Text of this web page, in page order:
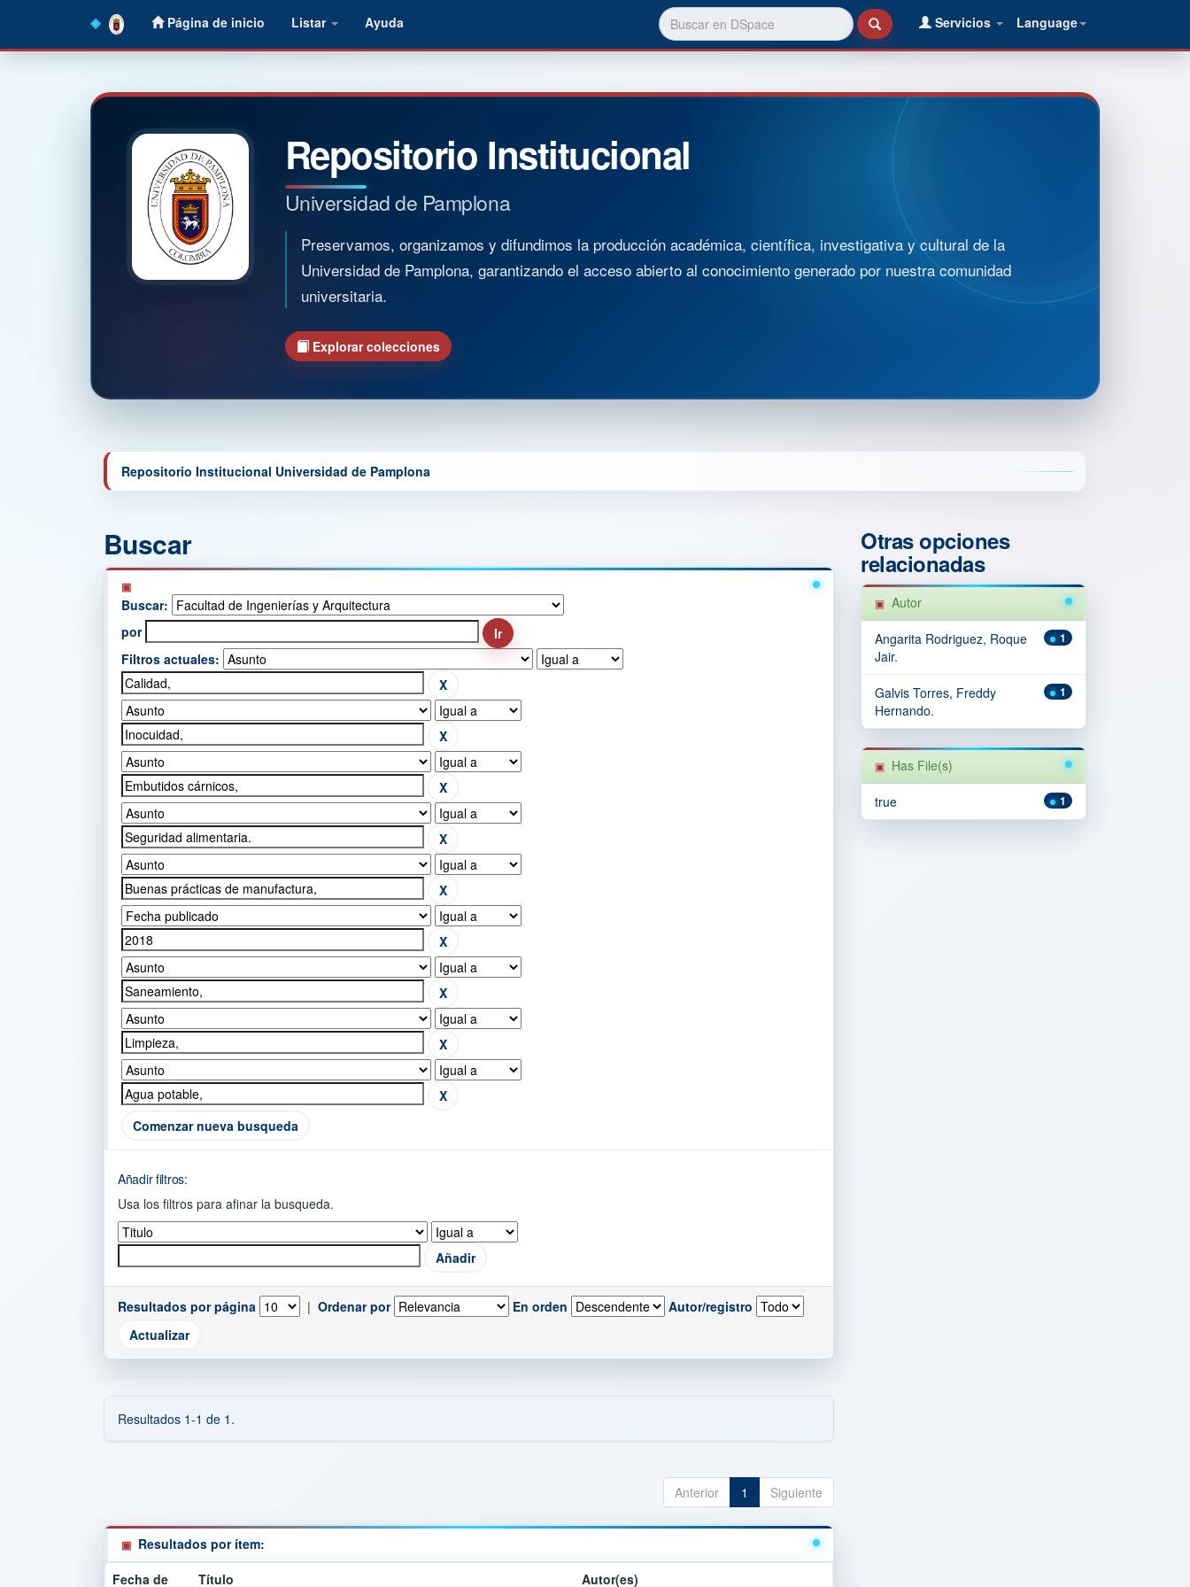
Página de inicio Listar Ayuda Language
Servicios
Repositorio Institucional
Universidad de Pamplona
Preservamos, organizamos y difundimos la producción académica, científica, investigativa y cultural de la
Universidad de Pamplona, garantizando el acceso abierto al conocimiento generado por nuestra comunidad
universitaria.
Explorar colecciones
Repositorio Institucional Universidad de Pamplona
Buscar
Buscar:
por
Filtros actuales:
Comenzar nueva busqueda
Añadir filtros:
Usa los filtros para afinar la busqueda.
Resultados por página | Ordenar por En orden Autor/registro
Resultados 1-1 de 1.
Anterior 1 Siguiente
Resultados por ítem:
Fecha de
Título Autor(es)
Otras opciones
relacionadas
Autor
1
Angarita Rodriguez, Roque
Jair.
1
Galvis Torres, Freddy
Hernando.
Has File(s)
1
true